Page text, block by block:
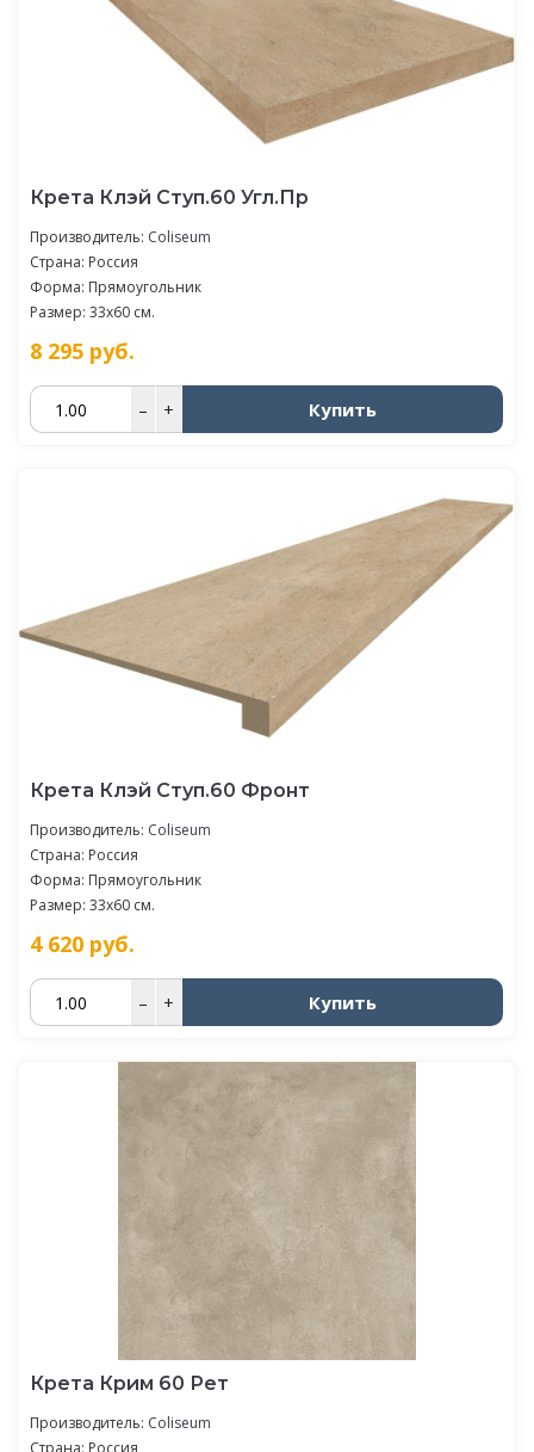
Крета Клэй Ступ.60 Угл.Пр
Производитель: Coliseum
Страна: Россия
Форма: Прямоугольник
Размер: 33x60 см.
8 295 руб.
– + Купить
Крета Клэй Ступ.60 Фронт
Производитель: Coliseum
Страна: Россия
Форма: Прямоугольник
Размер: 33x60 см.
4 620 руб.
– + Купить
Крета Крим 60 Рет
Производитель: Coliseum
Страна: Россия